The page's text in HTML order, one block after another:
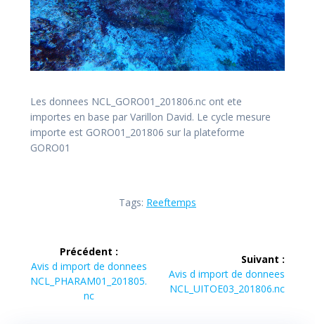
Les donnees NCL_GORO01_201806.nc ont ete
importes en base par Varillon David. Le cycle mesure
importe est GORO01_201806 sur la plateforme
GORO01
Tags: Reeftemps
Navigation
de
l’article
Précédent :
Article
précédent :
Avis d import de donnees
NCL_PHARAM01_201805.
nc
Suivant :
Article
suivant :
Avis d import de donnees
NCL_UITOE03_201806.nc